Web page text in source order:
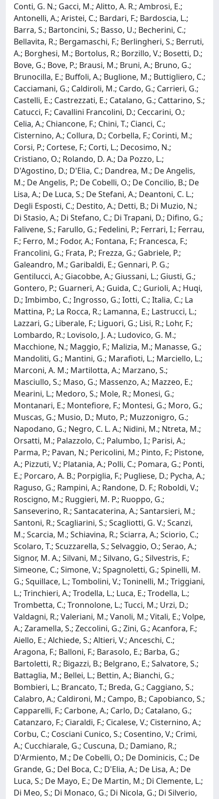
Conti, G. N.; Gacci, M.; Alitto, A. R.; Ambrosi, E.;
Antonelli, A.; Aristei, C.; Bardari, F.; Bardoscia, L.;
Barra, S.; Bartoncini, S.; Basso, U.; Becherini, C.;
Bellavita, R.; Bergamaschi, F.; Berlingheri, S.; Berruti,
A.; Borghesi, M.; Bortolus, R.; Borzillo, V.; Bosetti, D.;
Bove, G.; Bove, P.; Brausi, M.; Bruni, A.; Bruno, G.;
Brunocilla, E.; Buffoli, A.; Buglione, M.; Buttigliero, C.;
Cacciamani, G.; Caldiroli, M.; Cardo, G.; Carrieri, G.;
Castelli, E.; Castrezzati, E.; Catalano, G.; Cattarino, S.;
Catucci, F.; Cavallini Francolini, D.; Ceccarini, O.;
Celia, A.; Chiancone, F.; Chini, T.; Cianci, C.;
Cisternino, A.; Collura, D.; Corbella, F.; Corinti, M.;
Corsi, P.; Cortese, F.; Corti, L.; Decosimo, N.;
Cristiano, O.; Rolando, D. A.; Da Pozzo, L.;
D'Agostino, D.; D'Elia, C.; Dandrea, M.; De Angelis,
M.; De Angelis, P.; De Cobelli, O.; De Concilio, B.; De
Lisa, A.; De Luca, S.; De Stefani, A.; Deantoni, C. L.;
Degli Esposti, C.; Destito, A.; Detti, B.; Di Muzio, N.;
Di Stasio, A.; Di Stefano, C.; Di Trapani, D.; Difino, G.;
Falivene, S.; Farullo, G.; Fedelini, P.; Ferrari, I.; Ferrau,
F.; Ferro, M.; Fodor, A.; Fontana, F.; Francesca, F.;
Francolini, G.; Frata, P.; Frezza, G.; Gabriele, P.;
Galeandro, M.; Garibaldi, E.; Gennari, P. G.;
Gentilucci, A.; Giacobbe, A.; Giussani, L.; Giusti, G.;
Gontero, P.; Guarneri, A.; Guida, C.; Gurioli, A.; Huqi,
D.; Imbimbo, C.; Ingrosso, G.; Iotti, C.; Italia, C.; La
Mattina, P.; La Rocca, R.; Lamanna, E.; Lastrucci, L.;
Lazzari, G.; Liberale, F.; Liguori, G.; Lisi, R.; Lohr, F.;
Lombardo, R.; Lovisolo, J. A.; Ludovico, G. M.;
Macchione, N.; Maggio, F.; Malizia, M.; Manasse, G.;
Mandoliti, G.; Mantini, G.; Marafioti, L.; Marciello, L.;
Marconi, A. M.; Martilotta, A.; Marzano, S.;
Masciullo, S.; Maso, G.; Massenzo, A.; Mazzeo, E.;
Mearini, L.; Medoro, S.; Mole, R.; Monesi, G.;
Montanari, E.; Montefiore, F.; Montesi, G.; Moro, G.;
Muscas, G.; Musio, D.; Muto, P.; Muzzonigro, G.;
Napodano, G.; Negro, C. L. A.; Nidini, M.; Ntreta, M.;
Orsatti, M.; Palazzolo, C.; Palumbo, I.; Parisi, A.;
Parma, P.; Pavan, N.; Pericolini, M.; Pinto, F.; Pistone,
A.; Pizzuti, V.; Platania, A.; Polli, C.; Pomara, G.; Ponti,
E.; Porcaro, A. B.; Porpiglia, F.; Pugliese, D.; Pycha, A.;
Raguso, G.; Rampini, A.; Randone, D. F.; Roboldi, V.;
Roscigno, M.; Ruggieri, M. P.; Ruoppo, G.;
Sanseverino, R.; Santacaterina, A.; Santarsieri, M.;
Santoni, R.; Scagliarini, S.; Scagliotti, G. V.; Scanzi,
M.; Scarcia, M.; Schiavina, R.; Sciarra, A.; Sciorio, C.;
Scolaro, T.; Scuzzarella, S.; Selvaggio, O.; Serao, A.;
Signor, M. A.; Silvani, M.; Silvano, G.; Silvestris, F.;
Simeone, C.; Simone, V.; Spagnoletti, G.; Spinelli, M.
G.; Squillace, L.; Tombolini, V.; Toninelli, M.; Triggiani,
L.; Trinchieri, A.; Trodella, L.; Luca, E.; Trodella, L.;
Trombetta, C.; Tronnolone, L.; Tucci, M.; Urzi, D.;
Valdagni, R.; Valeriani, M.; Vanoli, M.; Vitali, E.; Volpe,
A.; Zaramella, S.; Zeccolini, G.; Zini, G.; Acanfora, F.;
Aiello, E.; Alchiede, S.; Altieri, V.; Anceschi, C.;
Aragona, F.; Balloni, F.; Barasolo, E.; Barba, G.;
Bartoletti, R.; Bigazzi, B.; Belgrano, E.; Salvatore, S.;
Battaglia, M.; Bellei, L.; Bettin, A.; Bianchi, G.;
Bombieri, L.; Brancato, T.; Breda, G.; Caggiano, S.;
Calabro, A.; Caldironi, M.; Campo, B.; Capobianco, S.;
Capparelli, F.; Carbone, A.; Carlo, D.; Catalano, G.;
Catanzaro, F.; Ciaraldi, F.; Cicalese, V.; Cisternino, A.;
Corbu, C.; Cosciani Cunico, S.; Cosentino, V.; Crimi,
A.; Cucchiarale, G.; Cuscuna, D.; Damiano, R.;
D'Armiento, M.; De Cobelli, O.; De Dominicis, C.; De
Grande, G.; Del Boca, C.; D'Elia, A.; De Lisa, A.; De
Luca, S.; De Mayo, E.; De Martin, M.; Di Clemente, L.;
Di Meo, S.; Di Monaco, G.; Di Nicola, G.; Di Silverio,